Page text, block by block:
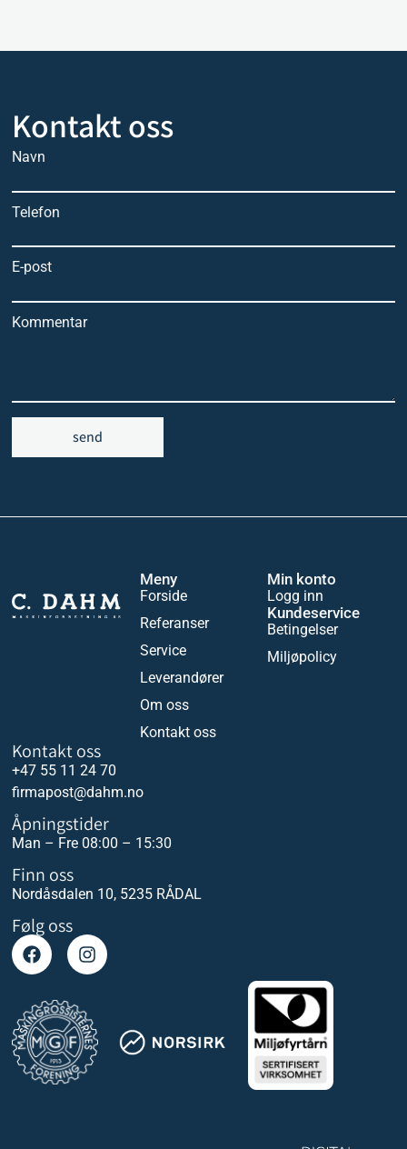
Kontakt oss
Navn
Telefon
E-post
Kommentar
send
Meny
Forside
Referanser
Service
Leverandører
Om oss
Kontakt oss
Min konto
Logg inn
Kundeservice
Betingelser
Miljøpolicy
Kontakt oss
+47 55 11 24 70
firmapost@dahm.no
Åpningstider
Man – Fre 08:00 – 15:30
Finn oss
Nordåsdalen 10, 5235 RÅDAL
Følg oss